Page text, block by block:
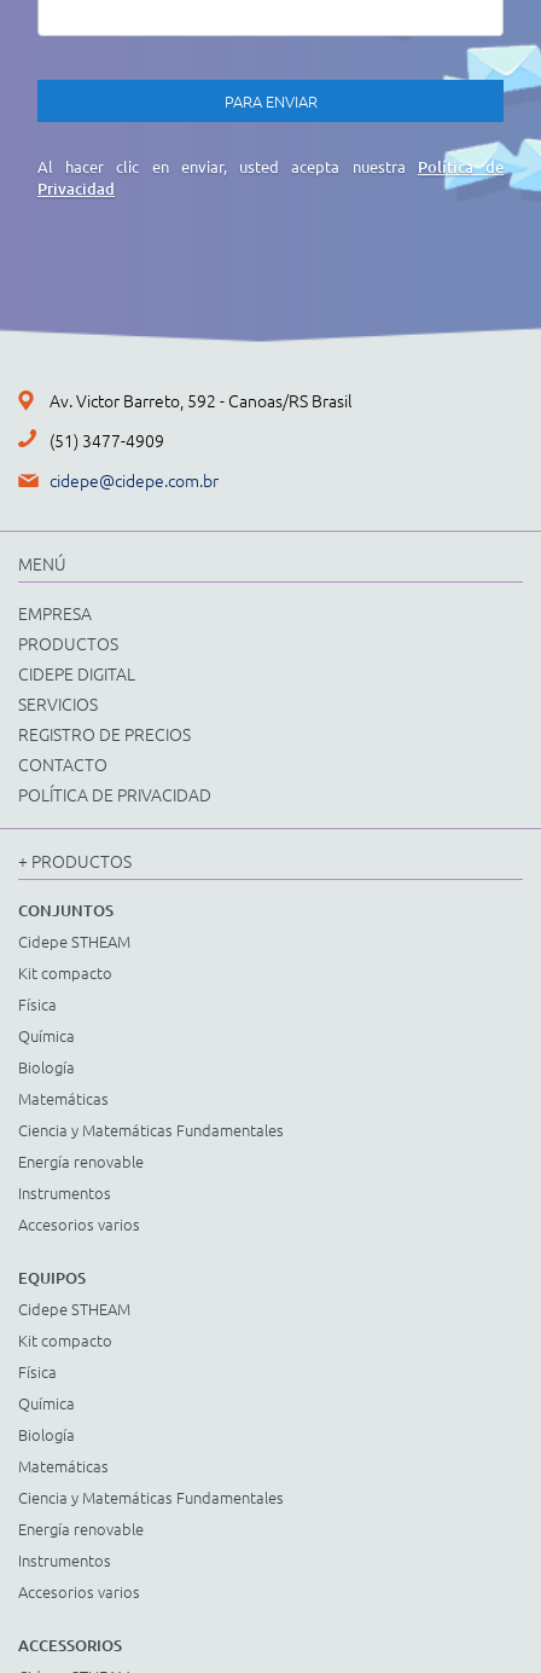
Al hacer clic en enviar, usted acepta nuestra Política de
Privacidad
Av. Victor Barreto, 592 - Canoas/RS Brasil
(51) 3477-4909
cidepe@cidepe.com.br
MENÚ
EMPRESA
PRODUCTOS
CIDEPE DIGITAL
SERVICIOS
REGISTRO DE PRECIOS
CONTACTO
POLÍTICA DE PRIVACIDAD
+ PRODUCTOS
CONJUNTOS
Cidepe STHEAM
Kit compacto
Física
Química
Biología
Matemáticas
Ciencia y Matemáticas Fundamentales
Energía renovable
Instrumentos
Accesorios varios
EQUIPOS
Cidepe STHEAM
Kit compacto
Física
Química
Biología
Matemáticas
Ciencia y Matemáticas Fundamentales
Energía renovable
Instrumentos
Accesorios varios
ACCESSORIOS